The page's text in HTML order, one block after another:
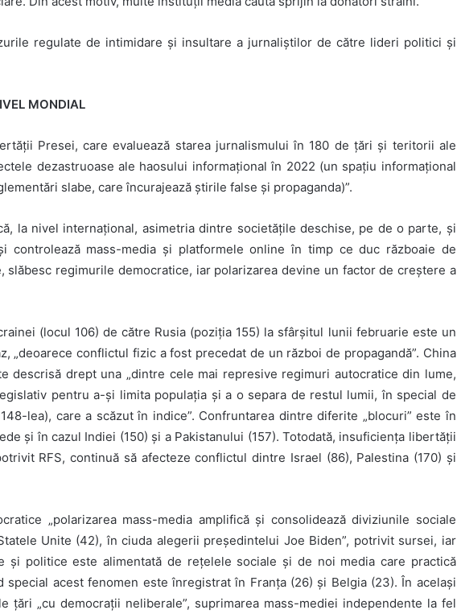
regulate de intimidare și insultare a jurnaliștilor de către lideri politici și
MONDIAL
Presei, care evaluează starea jurnalismului în 180 de țări și teritorii ale
dezastruoase ale haosului informațional în 2022 (un spațiu informațional
slabe, care încurajează știrile false și propaganda)”.
la nivel internațional, asimetria dintre societățile deschise, pe de o parte, și
controlează mass-media și platformele online în timp ce duc războaie de
slăbesc regimurile democratice, iar polarizarea devine un factor de creștere a
(locul 106) de către Rusia (poziția 155) la sfârșitul lunii februarie este un
„deoarece conflictul fizic a fost precedat de un război de propagandă”. China
descrisă drept una „dintre cele mai represive regimuri autocratice din lume,
pentru a-și limita populația și a o separa de restul lumii, în special de
lea), care a scăzut în indice”. Confruntarea dintre diferite „blocuri” este în
și în cazul Indiei (150) și a Pakistanului (157). Totodată, insuficiența libertății
RFS, continuă să afecteze conflictul dintre Israel (86), Palestina (170) și
„polarizarea mass-media amplifică și consolidează diviziunile sociale
Unite (42), în ciuda alegerii președintelui Joe Biden”, potrivit sursei, iar
și politice este alimentată de rețelele sociale și de noi media care practică
special acest fenomen este înregistrat în Franța (26) și Belgia (23). În același
țări „cu democrații neliberale”, suprimarea mass-mediei independente la fel